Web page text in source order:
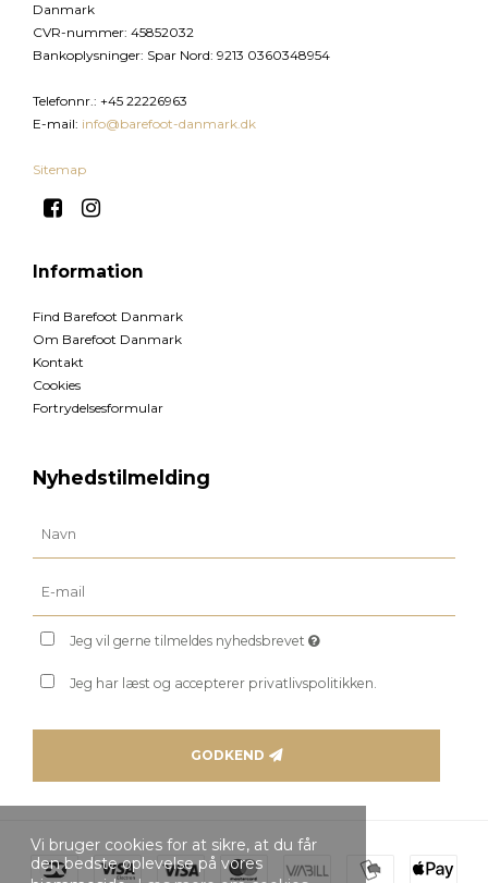
Vi bruger cookies for at sikre, at du får
den bedste oplevelse på vores
Danmark
CVR-nummer: 45852032
Bankoplysninger: Spar Nord: 9213 0360348954
Telefonnr.: +45 22226963
E-mail: info@barefoot-danmark.dk
Sitemap
Information
Find Barefoot Danmark
Om Barefoot Danmark
Kontakt
Cookies
Fortrydelsesformular
Nyhedstilmelding
Jeg vil gerne tilmeldes nyhedsbrevet
Jeg har læst og accepterer privatlivspolitikken.
GODKEND